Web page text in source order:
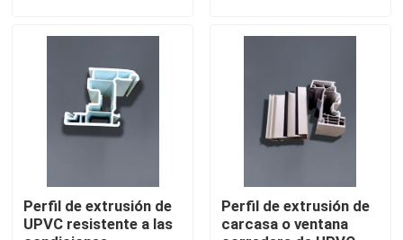
Sobre nosotros
Control de calidad
Perfil de extrusión de
UPVC resistente a las
Perfil de extrusión de
carcasa o ventana